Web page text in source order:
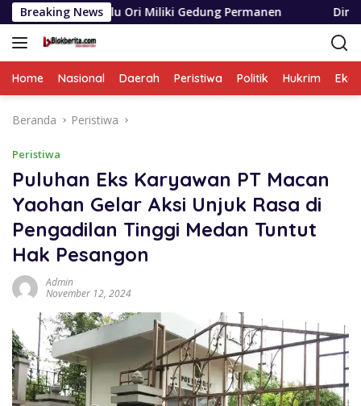
Langsung
ke
konten
Breaking News
Miliki Gedung Permanen Dinas SDABMBK Medan
Home Nasional Daerah Peristiwa Politik Hukrim
Beranda Peristiwa
Peristiwa
Puluhan Eks Karyawan PT Macan
Yaohan Gelar Aksi Unjuk Rasa di
Pengadilan Tinggi Medan Tuntut
Hak Pesangon
Admin
November 12, 2024